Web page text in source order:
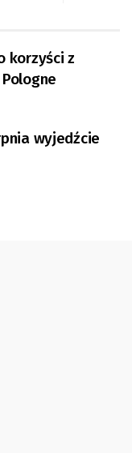
korzyści z
wyjedźcie